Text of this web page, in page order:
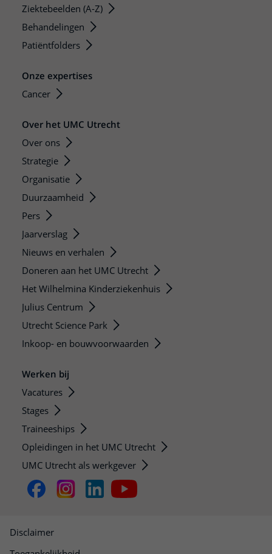
Ziektebeelden (A-Z)
Behandelingen
Patiëntfolders
Onze expertises
Cancer
Over het UMC Utrecht
Over ons
Strategie
Organisatie
Duurzaamheid
Pers
Jaarverslag
Nieuws en verhalen
Doneren aan het UMC Utrecht
Het Wilhelmina Kinderziekenhuis
Julius Centrum
Utrecht Science Park
Inkoop- en bouwvoorwaarden
Werken bij
Vacatures
Stages
Traineeships
Opleidingen in het UMC Utrecht
UMC Utrecht als werkgever
Disclaimer